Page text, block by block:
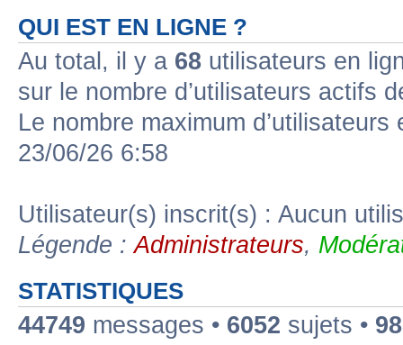
QUI EST EN LIGNE ?
Au total, il y a 68 utilisateurs en
sur le nombre d’utilisateurs actifs
Le nombre maximum
23/06/26 6:58
Utilisateur(s) inscrit(s) : Aucun
Légende :Administrateurs,
STATISTIQUES
44749 messages • 6052 sujets •